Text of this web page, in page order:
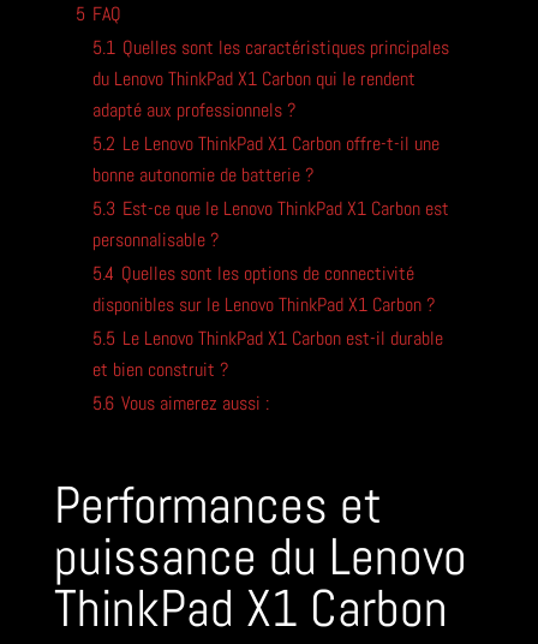
5 FAQ
5.1 Quelles sont les caractéristiques principales
du Lenovo ThinkPad X1 Carbon qui le rendent
adapté aux professionnels ?
5.2 Le Lenovo ThinkPad X1 Carbon offre-t-il une
bonne autonomie de batterie ?
5.3 Est-ce que le Lenovo ThinkPad X1 Carbon est
personnalisable ?
5.4 Quelles sont les options de connectivité
disponibles sur le Lenovo ThinkPad X1 Carbon ?
5.5 Le Lenovo ThinkPad X1 Carbon est-il durable
et bien construit ?
5.6 Vous aimerez aussi :
Performances et
puissance du Lenovo
ThinkPad X1 Carbon